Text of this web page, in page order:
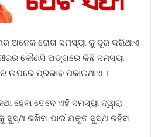
ଅନେକ ରୋଗ ସମସ୍ୟା କୁ ଦୂର କରିଥାଏ
କୌଣସି ଅଙ୍ଗରେ କିଛି ସମସ୍ୟା
ଉପରେ ପ୍ରଭାବ ପକାଇଥାଏ ।
ହେବା ତେବେ ଏହି ସମସ୍ୟା ଦ୍ୱାରା
ସୁସ୍ଥ ରଖିବା ପାଇଁ ଯକୃତ ସୁସ୍ଥ ରହିବା